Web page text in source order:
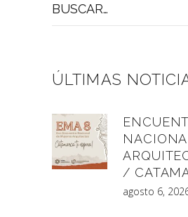
por:
ÚLTIMAS
/
agosto 6,